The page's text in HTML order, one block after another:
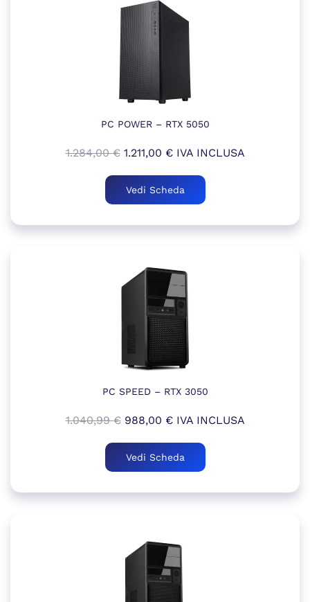
PC POWER – RTX 5050
1.284,00€ Il
originale
era:
1.211,00 €Il
attuale
è:
IVA INCLUSA
Vedi Scheda
PC SPEED – RTX 3050
1.040,99€ Il
originale
era:
988,00 €Il
attuale
è:
IVA INCLUSA
Vedi Scheda